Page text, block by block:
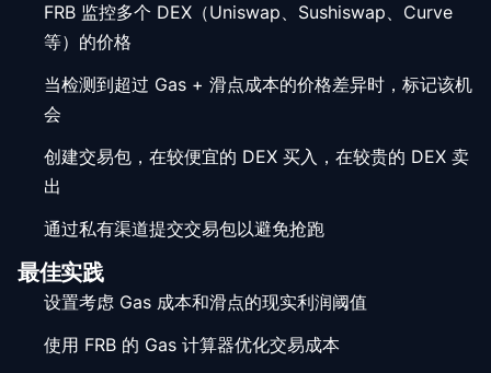
FRB 监控多个 DEX（Uniswap、Sushiswap、Curve
等）的价格
当检测到超过 Gas + 滑点成本的价格差异时，标记该机
会
创建交易包，在较便宜的 DEX 买入，在较贵的 DEX 卖
出
通过私有渠道提交交易包以避免抢跑
最佳实践
设置考虑 Gas 成本和滑点的现实利润阈值
使用 FRB 的 Gas 计算器优化交易成本